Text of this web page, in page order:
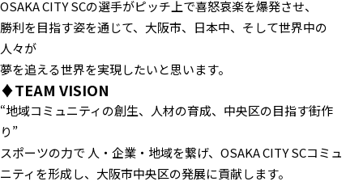
OSAKA CITY SCの選手がピッチ上で喜怒哀楽を爆発させ、
勝利を目指す姿を通じて、大阪市、日本中、そして世界中の
人々が
夢を追える世界を実現したいと思います。
♦TEAM VISION
“地域コミュニティの創生、人材の育成、中央区の目指す街作
り”
スポーツの力で 人・企業・地域を繋げ、OSAKA CITY SCコミュ
ニティを形成し、大阪市中央区の発展に貢献します。